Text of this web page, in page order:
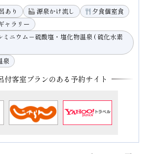
あり 源泉かけ流し
夕食個室食
ャラリー
ニウム－硫酸塩・塩化物温泉 ( 硫化水素
泉
付客室プランのある予約サイト